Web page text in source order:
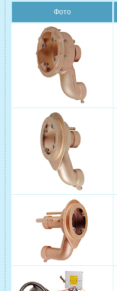
Фото